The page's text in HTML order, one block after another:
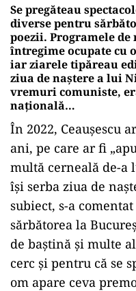
Se pregăteau
diverse pentru
poezii. Programele
întregime ocupate cu
iar ziarele tipăreau
ziua de naștere a lui
vremuri comuniste,
națională…
În 2022, Ceaușescu
ani, pe care ar fi
multă cerneală de-a
își serba ziua de
subiect, s-a
sărbătorea la
de baștină și multe
cerc și pentru că se
om apare ceva